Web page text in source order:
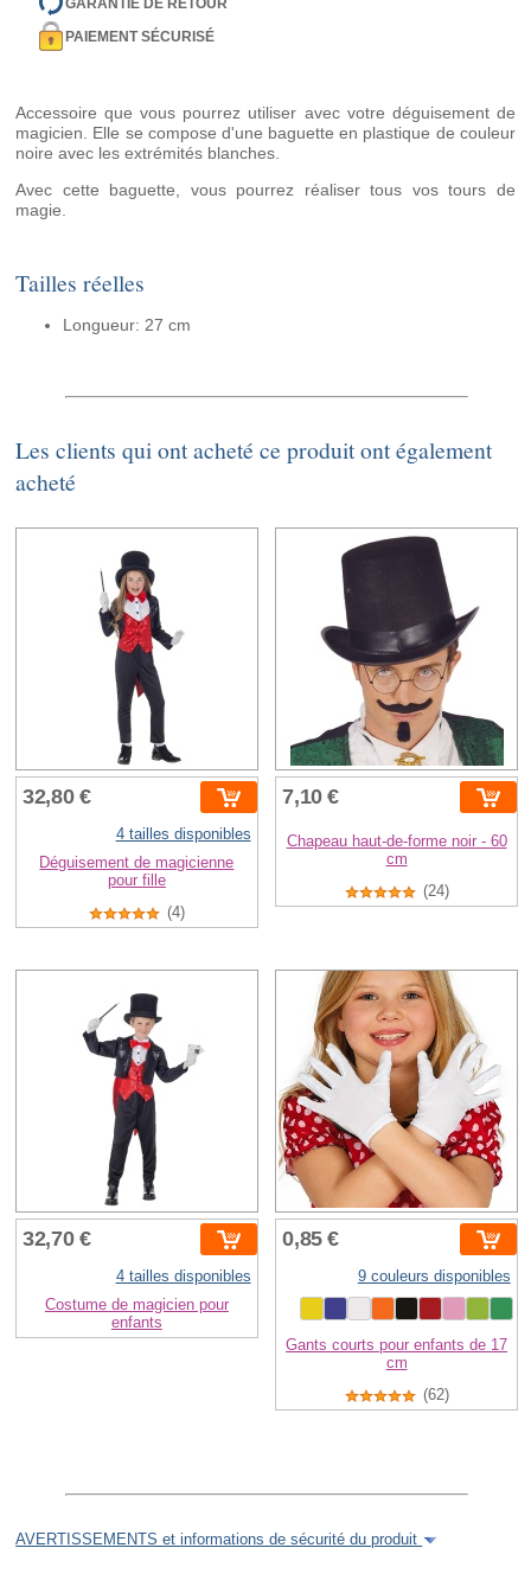
GARANTIE DE RETOUR
PAIEMENT SÉCURISÉ
Accessoire que vous pourrez utiliser avec votre déguisement de
magicien. Elle se compose d'une baguette en plastique de couleur
noire avec les extrémités blanches.
Avec cette baguette, vous pourrez réaliser tous vos tours de
magie.
Tailles réelles
Longueur: 27 cm
Les clients qui ont acheté ce produit ont également
acheté
32,80 €
4 tailles disponibles
Déguisement de magicienne
pour fille
(4)
7,10 €
Chapeau haut-de-forme noir - 60
cm
(24)
32,70 €
4 tailles disponibles
Costume de magicien pour
enfants
0,85 €
9 couleurs disponibles
Gants courts pour enfants de 17
cm
(62)
AVERTISSEMENTS et informations de sécurité du produit